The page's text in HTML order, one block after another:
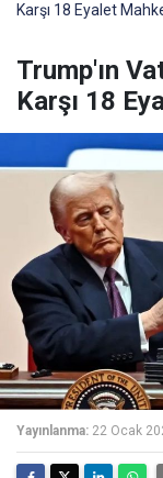
Karşı 18 Eyalet
Trump'ın
Karşı 18
Yayınlanma: 22 Ocak